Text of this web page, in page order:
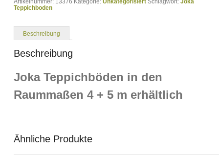
Teppichboden
Beschreibung
Beschreibung
Joka Teppichböden in den
Raummaßen 4 + 5 m erhältlich
Ähnliche Produkte